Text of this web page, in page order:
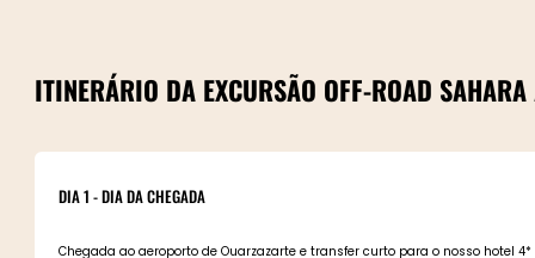
ITINERÁRIO DA EXCURSÃO OFF-ROAD SAHARA
DIA 1 - DIA DA CHEGADA
Chegada ao aeroporto de Ouarzazarte e transfer curto para o nosso hotel